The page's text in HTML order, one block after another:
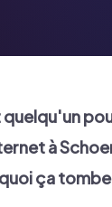
à
ça